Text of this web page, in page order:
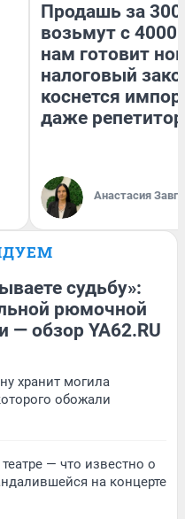
Продашь за
возьмут с
нам готовит
налоговый
коснется
даже
Анастасия
судьбу»:
рюмочной
— обзор YA62.RU
хранит могила
обожали
— что известно о
на концерте